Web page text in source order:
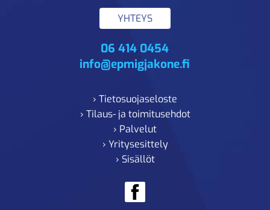
YHTEYS
06 414 0454
info@epmigjakone.fi
› Tietosuojaseloste
› Tilaus- ja toimitusehdot
› Palvelut
› Yritysesittely
› Sisällöt